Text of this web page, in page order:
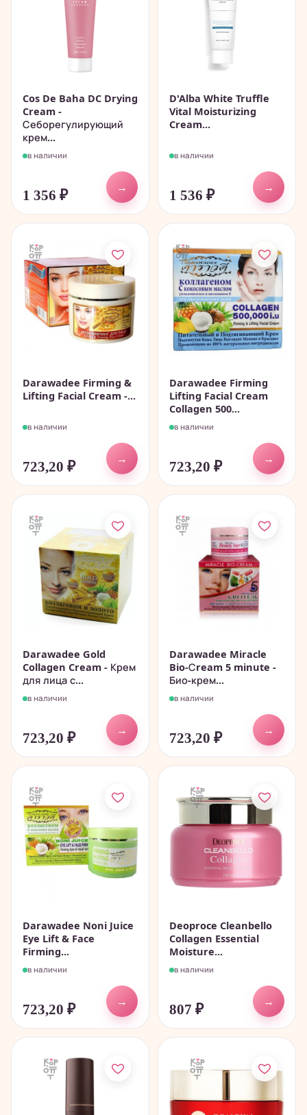
Cos De Baha DC Drying
Cream -
Себорегулирующий
крем...
в наличии
1 356 ₽
→
D'Alba White Truffle
Vital Moisturizing
Cream...
в наличии
1 536 ₽
→
Darawadee Firming &
Lifting Facial Cream -...
в наличии
723,20 ₽
→
Darawadee Firming
Lifting Facial Cream
Collagen 500...
в наличии
723,20 ₽
→
Darawadee Gold
Collagen Cream - Крем
для лица с...
в наличии
723,20 ₽
→
Darawadee Miracle
Bio-Сream 5 minute -
Био-крем...
в наличии
723,20 ₽
→
Darawadee Noni Juice
Eye Lift & Face
Firming...
в наличии
723,20 ₽
→
Deoproce Cleanbello
Collagen Essential
Moisture...
в наличии
807 ₽
→